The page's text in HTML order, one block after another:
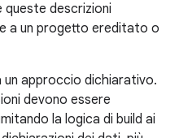
queste descrizioni
a un progetto ereditato o
un approccio dichiarativo.
devono essere
la logica di build ai